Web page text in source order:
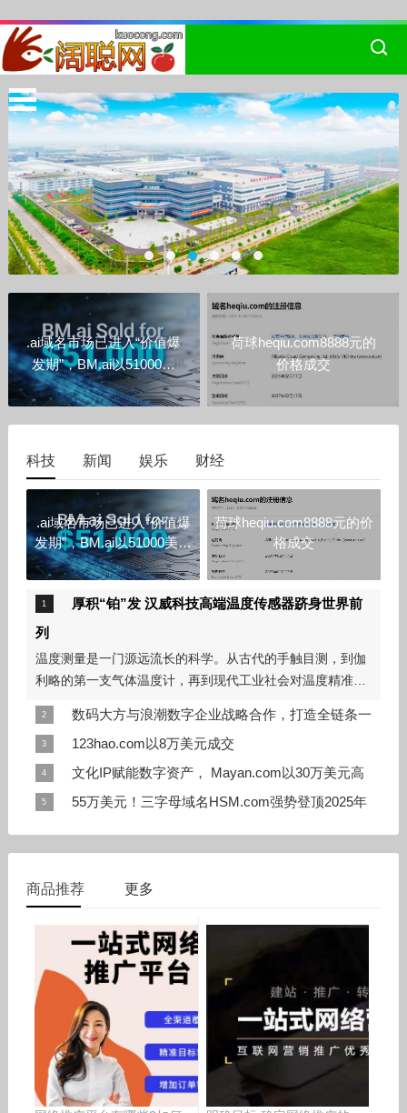
.ai域名市场已进入“价值爆
发期”，BM.ai以51000美
元成交
荷球heqiu.com8888元的
价格成交
科技 新闻 娱乐 财经
.ai域名市场已进入“价值爆
发期”，BM.ai以51000美元
成交
荷球heqiu.com8888元的价
格成交
厚积“铂”发 汉威科技高端温度传感器跻身世界前
列
温度测量是一门源远流长的科学。从古代的手触目测，到伽
利略的第一支气体温度计，再到现代工业社会对温度精准测
多温度传感技术中，薄膜铂电阻因其卓越的
数码大方与浪潮数字企业战略合作，打造全链条一
体化“中国方案”
2025年11月28日，数码大方与浪潮数字企业正式达成战略
合作，共同发布覆盖设计、工艺、制造、经营全链条一体化
解决方案。数码大方董事兼总裁雷毅、浪潮集团高级副总裁
兼浪潮数字企业董事长赵震，以及双
123hao.com以8万美元成交
近日，域名123hao.com以80,000 美元的价格成功易主，这
笔交易在近期的组合域名成交中颇为亮眼。数字与拼音结合
的结构向来在市场中具有稳定需求，而能够达到这一价格，
说明该域名在含义与使用
文化IP赋能数字资产， Mayan.com以30万美元高
价成交
价值。据业内消息人士透露，Maya
55万美元！三字母域名HSM.com强势登顶2025年
在刚刚落幕的全球顶级域名盛会NamesCon 2025上，行业
焦点不仅聚焦于前沿趋势与生态合作，更被一笔重磅交易点
燃。三字母 .com 域名HSM.com以550,000美元的价格成功
售出，成为截至目
商品推荐 更多